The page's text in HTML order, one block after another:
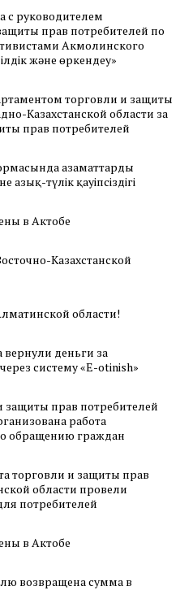
с руководителем
прав потребителей по
Акмолинского
және өркендеу»
торговли и защиты
Казахстанской области за
прав потребителей
азаматтарды
түлік қауіпсіздігі
в Актобе
Казахстанской
области!
деньги за
систему «E-otinish»
защиты прав потребителей
работа
обращению граждан
торговли и защиты прав
области провели
потребителей
в Актобе
возвращена сумма в